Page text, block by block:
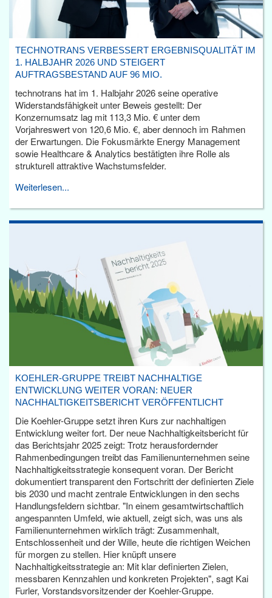
TECHNOTRANS VERBESSERT ERGEBNISQUALITÄT IM
1. HALBJAHR 2026 UND STEIGERT
AUFTRAGSBESTAND AUF 96 MIO.
technotrans hat im 1. Halbjahr 2026 seine operative
Widerstandsfähigkeit unter Beweis gestellt: Der
Konzernumsatz lag mit 113,3 Mio. € unter dem
Vorjahreswert von 120,6 Mio. €, aber dennoch im Rahmen
der Erwartungen. Die Fokusmärkte Energy Management
sowie Healthcare & Analytics bestätigten ihre Rolle als
strukturell attraktive Wachstumsfelder.
Weiterlesen...
KOEHLER-GRUPPE TREIBT NACHHALTIGE
ENTWICKLUNG WEITER VORAN: NEUER
NACHHALTIGKEITSBERICHT VERÖFFENTLICHT
Die Koehler-Gruppe setzt ihren Kurs zur nachhaltigen
Entwicklung weiter fort. Der neue Nachhaltigkeitsbericht für
das Berichtsjahr 2025 zeigt: Trotz herausfordernder
Rahmenbedingungen treibt das Familienunternehmen seine
Nachhaltigkeitsstrategie konsequent voran. Der Bericht
dokumentiert transparent den Fortschritt der definierten Ziele
bis 2030 und macht zentrale Entwicklungen in den sechs
Handlungsfeldern sichtbar. "In einem gesamtwirtschaftlich
angespannten Umfeld, wie aktuell, zeigt sich, was uns als
Familienunternehmen wirklich trägt: Zusammenhalt,
Entschlossenheit und der Wille, heute die richtigen Weichen
für morgen zu stellen. Hier knüpft unsere
Nachhaltigkeitsstrategie an: Mit klar definierten Zielen,
messbaren Kennzahlen und konkreten Projekten", sagt Kai
Furler, Vorstandsvorsitzender der Koehler-Gruppe.